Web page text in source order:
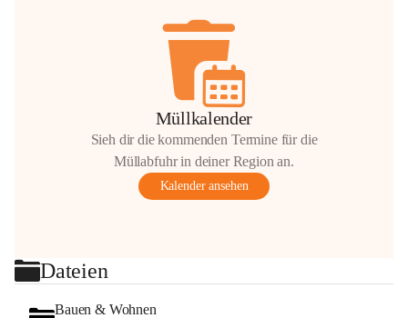
Müllkalender
Sieh dir die kommenden Termine für die
Müllabfuhr in deiner Region an.
Kalender ansehen
Dateien
Bauen & Wohnen